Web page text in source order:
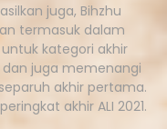
juga, Bihzhu
termasuk dalam
kategori akhir
dan juga memenangi
akhir pertama.
akhir ALI 2021.